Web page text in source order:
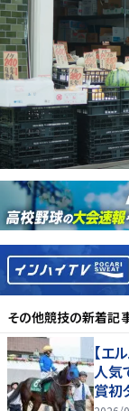
その他競技の新着記
【エ
人気
賞初